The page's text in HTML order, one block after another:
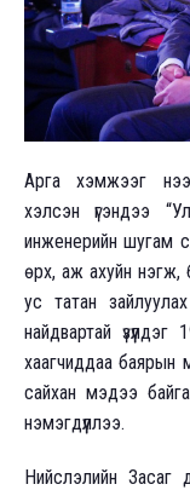
Арга хэмжээг
хэлсэн үгэндээ
инженерийн шугам
өрх, аж ахуйн нэгж,
ус татан
найдвартай
хаагчиддаа баярын
сайхан мэдээ
нэмэгдүүллээ.
Нийслэлийн Засаг